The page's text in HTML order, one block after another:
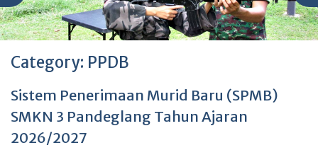
Category: PPDB
Sistem Penerimaan Murid Baru (SPMB)
SMKN 3 Pandeglang Tahun Ajaran
2026/2027